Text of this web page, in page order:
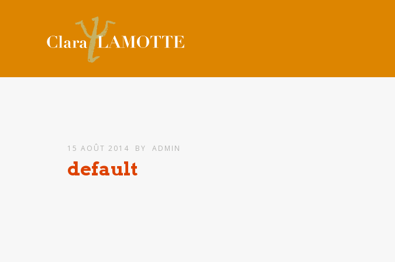
15 AOÛT 2014 BY ADMIN
default